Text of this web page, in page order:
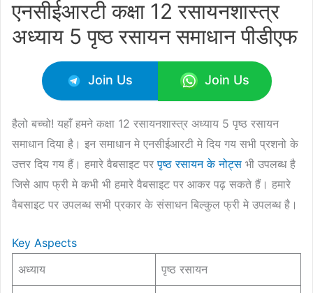
एनसीईआरटी कक्षा 12 रसायनशास्त्र
अध्याय 5 पृष्ठ रसायन समाधान पीडीएफ
Join Us Join Us
हैलो बच्चो! यहाँ हमने कक्षा 12 रसायनशास्त्र अध्याय 5 पृष्ठ रसायन
समाधान दिया है। इन समाधान मे एनसीईआरटी मे दिय गय सभी प्रशनो के
उत्तर दिय गय हैं। हमारे वैबसाइट परपृष्ठ रसायन के नोट्स भी उपलब्ध है
जिसे आप फ्री मे कभी भी हमारे वैबसाइट पर आकर पढ़ सकते हैं। हमारे
वैबसाइट पर उपलब्ध सभी प्रकार के संसाधन बिल्कुल फ्री मे उपलब्ध है।
Key Aspects
अध्याय
पृष्ठ रसायन